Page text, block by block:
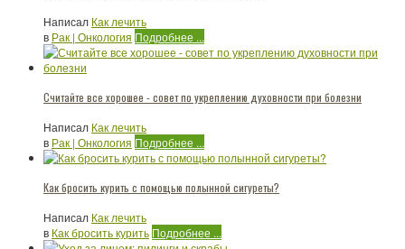
Написал Как лечить
в Рак | Онкология Подробнее ...
Считайте все хорошее - совет по укреплению духовности при болезни
Написал Как лечить
в Рак | Онкология Подробнее ...
Как бросить курить с помощью полынной сигуреты?
Написал Как лечить
в Как бросить курить Подробнее ...